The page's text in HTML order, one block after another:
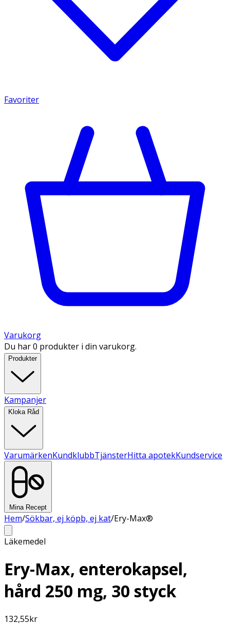
Favoriter
Varukorg
Du har 0 produkter i din varukorg.
Produkter
Kampanjer
Kloka Råd
VarumärkenKundklubbTjänsterHitta apotekKundservice
Mina Recept
Hem/Sökbar, ej köpb, ej kat/Ery-Max®
Läkemedel
Ery-Max, enterokapsel,
hård 250 mg, 30 styck
132,55kr